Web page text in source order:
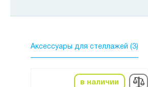
Аксессуары для стеллажей (3)
в наличии